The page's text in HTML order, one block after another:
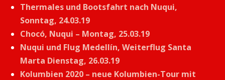
Thermales und Bootsfahrt nach Nuqui,
Sonntag, 24.03.19
Chocó, Nuqui – Montag, 25.03.19
Nuqui und Flug Medellín, Weiterflug Santa
Marta Dienstag, 26.03.19
Kolumbien 2020 – neue Kolumbien-Tour mit